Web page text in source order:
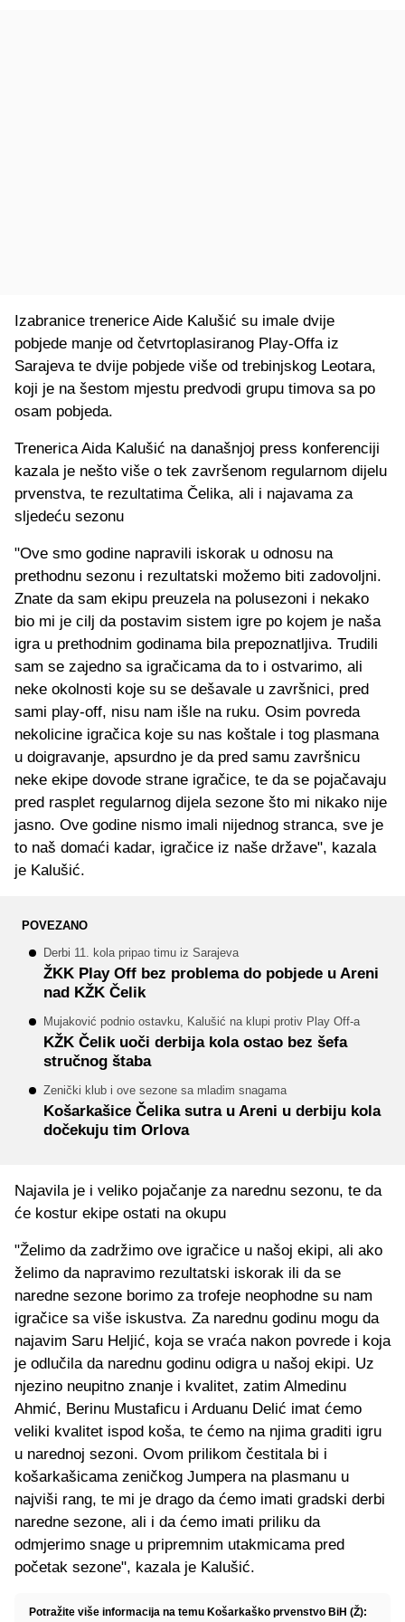
Izabranice trenerice Aide Kalušić su imale dvije
pobjede manje od četvrtoplasiranog Play-Offa iz
Sarajeva te dvije pobjede više od trebinjskog Leotara,
koji je na šestom mjestu predvodi grupu timova sa po
osam pobjeda.
Trenerica Aida Kalušić na današnjoj press konferenciji
kazala je nešto više o tek završenom regularnom dijelu
prvenstva, te rezultatima Čelika, ali i najavama za
sljedeću sezonu
"Ove smo godine napravili iskorak u odnosu na
prethodnu sezonu i rezultatski možemo biti zadovoljni.
Znate da sam ekipu preuzela na polusezoni i nekako
bio mi je cilj da postavim sistem igre po kojem je naša
igra u prethodnim godinama bila prepoznatljiva. Trudili
sam se zajedno sa igračicama da to i ostvarimo, ali
neke okolnosti koje su se dešavale u završnici, pred
sami play-off, nisu nam išle na ruku. Osim povreda
nekolicine igračica koje su nas koštale i tog plasmana
u doigravanje, apsurdno je da pred samu završnicu
neke ekipe dovode strane igračice, te da se pojačavaju
pred rasplet regularnog dijela sezone što mi nikako nije
jasno. Ove godine nismo imali nijednog stranca, sve je
to naš domaći kadar, igračice iz naše države", kazala
je Kalušić.
POVEZANO
Derbi 11. kola pripao timu iz Sarajeva
ŽKK Play Off bez problema do pobjede u Areni
nad KŽK Čelik
Mujaković podnio ostavku, Kalušić na klupi protiv Play Off-a
KŽK Čelik uoči derbija kola ostao bez šefa
stručnog štaba
Zenički klub i ove sezone sa mladim snagama
Košarkašice Čelika sutra u Areni u derbiju kola
dočekuju tim Orlova
Najavila je i veliko pojačanje za narednu sezonu, te da
će kostur ekipe ostati na okupu
"Želimo da zadržimo ove igračice u našoj ekipi, ali ako
želimo da napravimo rezultatski iskorak ili da se
naredne sezone borimo za trofeje neophodne su nam
igračice sa više iskustva. Za narednu godinu mogu da
najavim Saru Heljić, koja se vraća nakon povrede i koja
je odlučila da narednu godinu odigra u našoj ekipi. Uz
njezino neupitno znanje i kvalitet, zatim Almedinu
Ahmić, Berinu Mustaficu i Arduanu Delić imat ćemo
veliki kvalitet ispod koša, te ćemo na njima graditi igru
u narednoj sezoni. Ovom prilikom čestitala bi i
košarkašicama zeničkog Jumpera na plasmanu u
najviši rang, te mi je drago da ćemo imati gradski derbi
naredne sezone, ali i da ćemo imati priliku da
odmjerimo snage u pripremnim utakmicama pred
početak sezone", kazala je Kalušić.
Potražite više informacija na temu Košarkaško prvenstvo BiH (Ž):